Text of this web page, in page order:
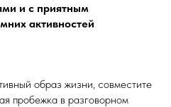
и с приятным
активностей
образ жизни, совместите
пробежка в разговорном